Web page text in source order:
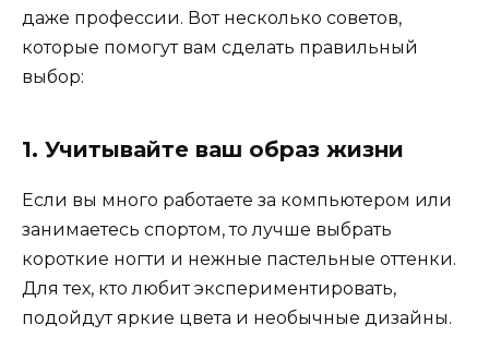
даже профессии. Вот несколько советов,
которые помогут вам сделать правильный
выбор:
1. Учитывайте ваш образ жизни
Если вы много работаете за компьютером или
занимаетесь спортом, то лучше выбрать
короткие ногти и нежные пастельные оттенки.
Для тех, кто любит экспериментировать,
подойдут яркие цвета и необычные дизайны.